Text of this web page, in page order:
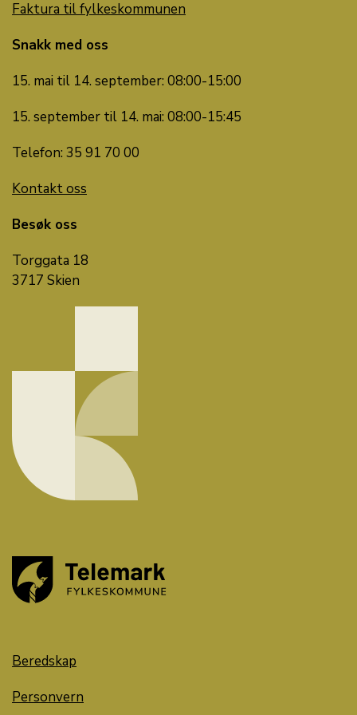
Faktura til fylkeskommunen
Snakk med oss
15. mai til 14. september: 08:00-15:00
15. september til 14. mai: 08:00-15:45
Telefon: 35 91 70 00
Kontakt oss
Besøk oss
Torggata 18
3717 Skien
Beredskap
Personvern